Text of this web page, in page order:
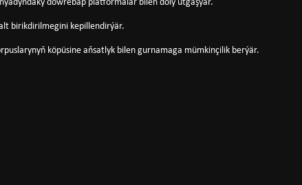
döwrebap platformalar bilen doly utgaşýar.
birikdirilmegini kepillendirýär.
köpüsine aňsatlyk bilen gurnamaga mümkinçilik berýär.